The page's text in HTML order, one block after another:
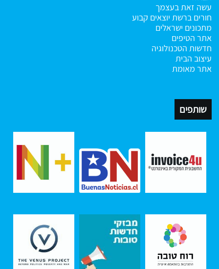
עשה זאת בעצמך
חורים ברשת יוצאים קבוע
מתכונים ישראלים
אתר הטיפים
חדשות הטכנולוגיה
עיצוב הבית
אתר מאומת
שותפים